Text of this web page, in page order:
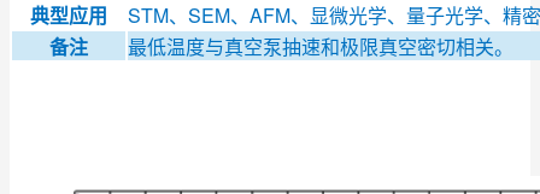
典型应用
STM、SEM、AFM、显微光学、量子光学、精
备注
最低温度与真空泵抽速和极限真空密切相关。